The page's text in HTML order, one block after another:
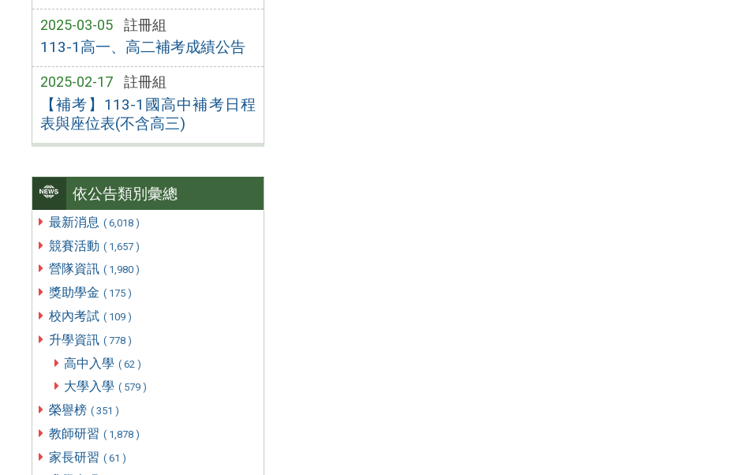
2025-03-05 註冊組
113-1高一、高二補考成績公告
2025-02-17 註冊組
【補考】113-1國高中補考日程
表與座位表(不含高三)
依公告類別彙總
最新消息 ( 6,018 )
競賽活動 ( 1,657 )
營隊資訊 ( 1,980 )
獎助學金 ( 175 )
校內考試 ( 109 )
升學資訊 ( 778 )
高中入學 ( 62 )
大學入學 ( 579 )
榮譽榜 ( 351 )
教師研習 ( 1,878 )
家長研習 ( 61 )